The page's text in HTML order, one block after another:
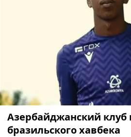
Азербайджанский клуб
бразильского хавбека